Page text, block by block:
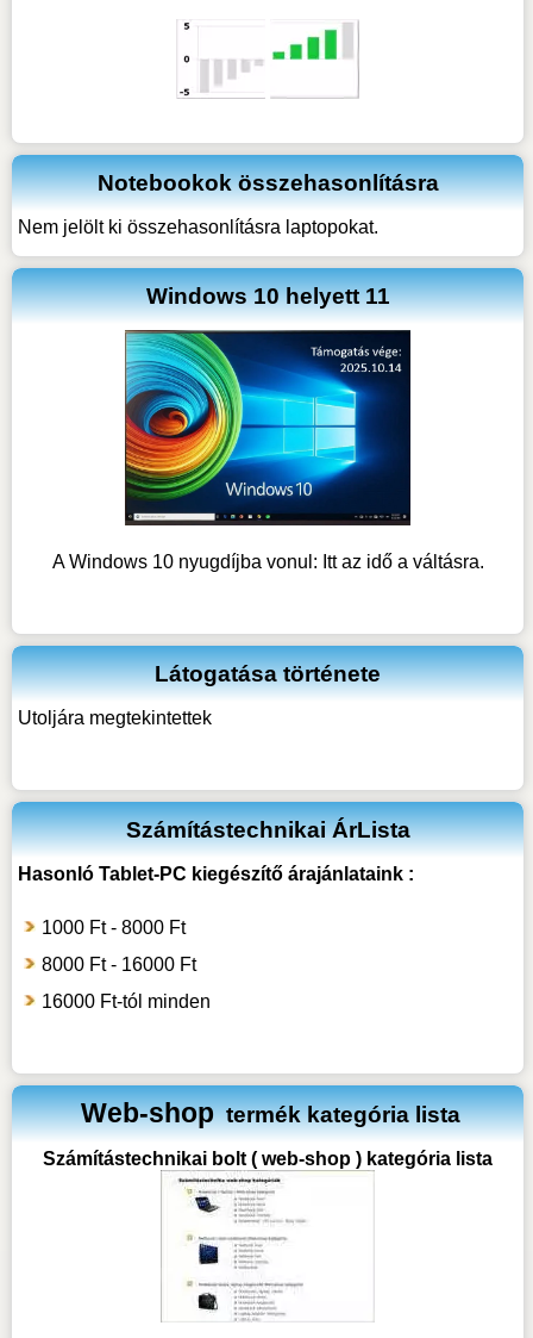
Notebookok összehasonlításra
Nem jelölt ki összehasonlításra laptopokat.
Windows 10 helyett 11
A Windows 10 nyugdíjba vonul: Itt az idő a váltásra.
Látogatása története
Utoljára megtekintettek
Számítástechnikai ÁrLista
Hasonló Tablet-PC kiegészítőárajánlataink :
1000 Ft - 8000 Ft
8000 Ft - 16000 Ft
16000 Ft-tól minden
Web-shop termék kategória lista
Számítástechnikai bolt ( web-shop ) kategória lista